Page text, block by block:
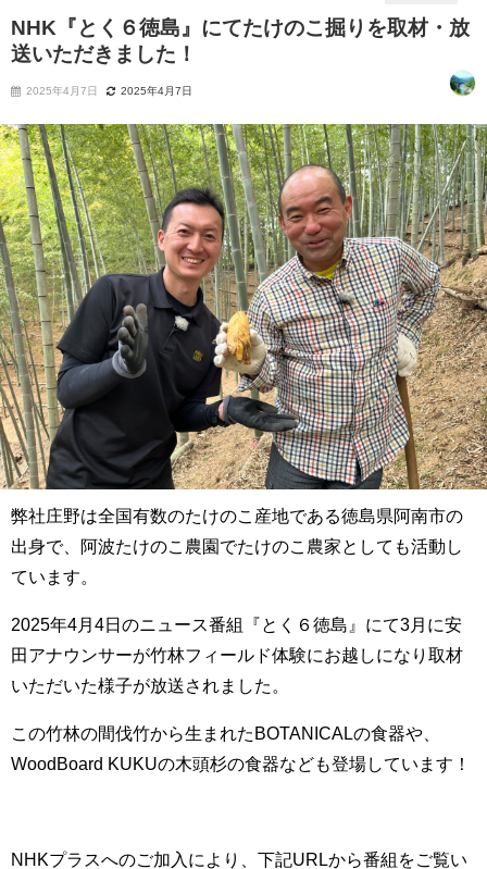
NHK『とく６徳島』にてたけのこ掘りを取材・放
送いただきました！
2025年4月7日 2025年4月7日
弊社庄野は全国有数のたけのこ産地である徳島県阿南市の
出身で、阿波たけのこ農園でたけのこ農家としても活動し
ています。
2025年4月4日のニュース番組『とく６徳島』にて3月に安
田アナウンサーが竹林フィールド体験にお越しになり取材
いただいた様子が放送されました。
この竹林の間伐竹から生まれたBOTANICALの食器や、
WoodBoard KUKUの木頭杉の食器なども登場しています！
NHKプラスへのご加入により、下記URLから番組をご覧い